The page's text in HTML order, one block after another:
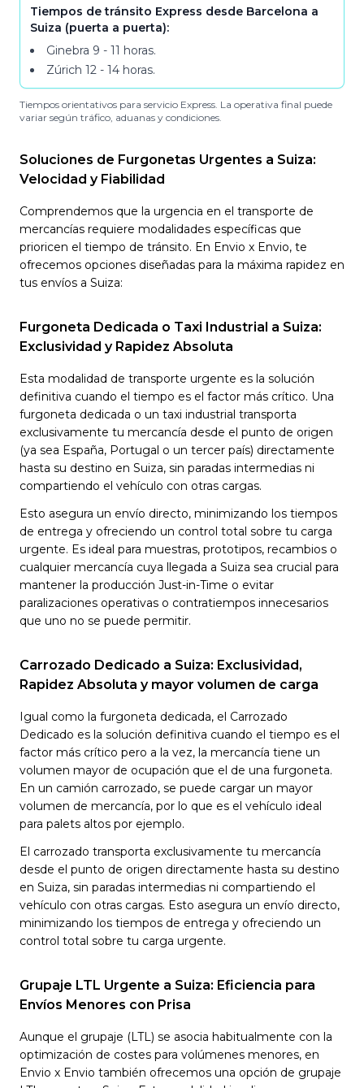
Tiempos de tránsito Express desde Barcelona a
Suiza (puerta a puerta):
Ginebra 9 - 11 horas.
Zúrich 12 - 14 horas.
Tiempos orientativos para servicio Express. La operativa final puede
variar según tráfico, aduanas y condiciones.
Soluciones de Furgonetas Urgentes a Suiza:
Velocidad y Fiabilidad
Comprendemos que la urgencia en el transporte de
mercancías requiere modalidades específicas que
prioricen el tiempo de tránsito. En Envio x Envio, te
ofrecemos opciones diseñadas para la máxima rapidez en
tus envíos a Suiza:
Furgoneta Dedicada o Taxi Industrial a Suiza:
Exclusividad y Rapidez Absoluta
Esta modalidad de transporte urgente es la solución
definitiva cuando el tiempo es el factor más crítico. Una
furgoneta dedicada o un taxi industrial transporta
exclusivamente tu mercancía desde el punto de origen
(ya sea España, Portugal o un tercer país) directamente
hasta su destino en Suiza, sin paradas intermedias ni
compartiendo el vehículo con otras cargas.
Esto asegura un envío directo, minimizando los tiempos
de entrega y ofreciendo un control total sobre tu carga
urgente. Es ideal para muestras, prototipos, recambios o
cualquier mercancía cuya llegada a Suiza sea crucial para
mantener la producción Just-in-Time o evitar
paralizaciones operativas o contratiempos innecesarios
que uno no se puede permitir.
Carrozado Dedicado a Suiza: Exclusividad,
Rapidez Absoluta y mayor volumen de carga
Igual como la furgoneta dedicada, el Carrozado
Dedicado es la solución definitiva cuando el tiempo es el
factor más crítico pero a la vez, la mercancía tiene un
volumen mayor de ocupación que el de una furgoneta.
En un camión carrozado, se puede cargar un mayor
volumen de mercancía, por lo que es el vehículo ideal
para palets altos por ejemplo.
El carrozado transporta exclusivamente tu mercancía
desde el punto de origen directamente hasta su destino
en Suiza, sin paradas intermedias ni compartiendo el
vehículo con otras cargas. Esto asegura un envío directo,
minimizando los tiempos de entrega y ofreciendo un
control total sobre tu carga urgente.
Grupaje LTL Urgente a Suiza: Eficiencia para
Envíos Menores con Prisa
Aunque el grupaje (LTL) se asocia habitualmente con la
optimización de costes para volúmenes menores, en
Envio x Envio también ofrecemos una opción de grupaje